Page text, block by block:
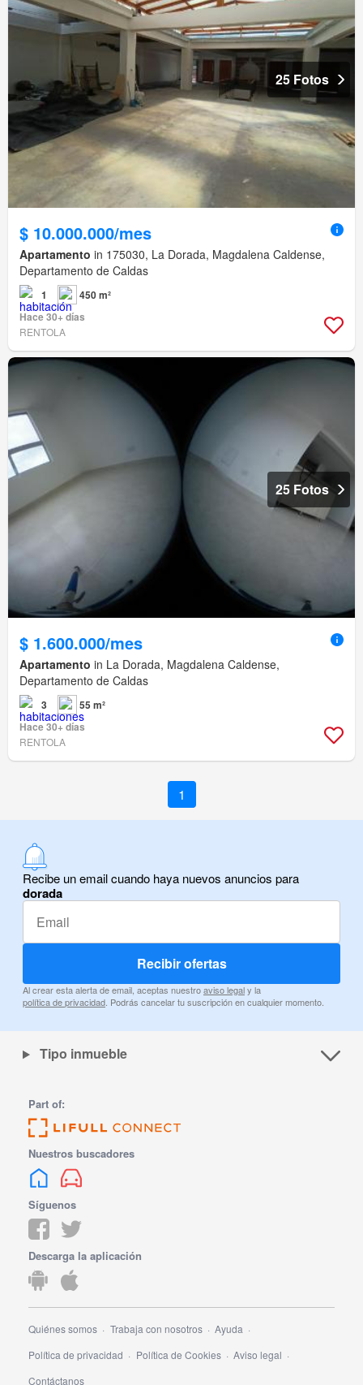
25 Fotos
$ 10.000.000/mes
Apartamento in 175030, La Dorada, Magdalena Caldense,
Departamento de Caldas
1
450 m²
Hace 30+ días
RENTOLA
25 Fotos
$ 1.600.000/mes
Apartamento in La Dorada, Magdalena Caldense,
Departamento de Caldas
3
55 m²
Hace 30+ días
RENTOLA
1
Recibe un email cuando haya nuevos anuncios para
dorada
Recibir ofertas
Al crear esta alerta de email, aceptas nuestroaviso legaly la
política de privacidad. Podrás cancelar tu suscripción en cualquier momento.
Tipo inmueble
Part of:
Nuestros buscadores
Síguenos
Descarga la aplicación
Quiénes somos Trabaja con nosotros
Ayuda
Política de privacidad
Política de Cookies
Aviso legal
Contáctanos